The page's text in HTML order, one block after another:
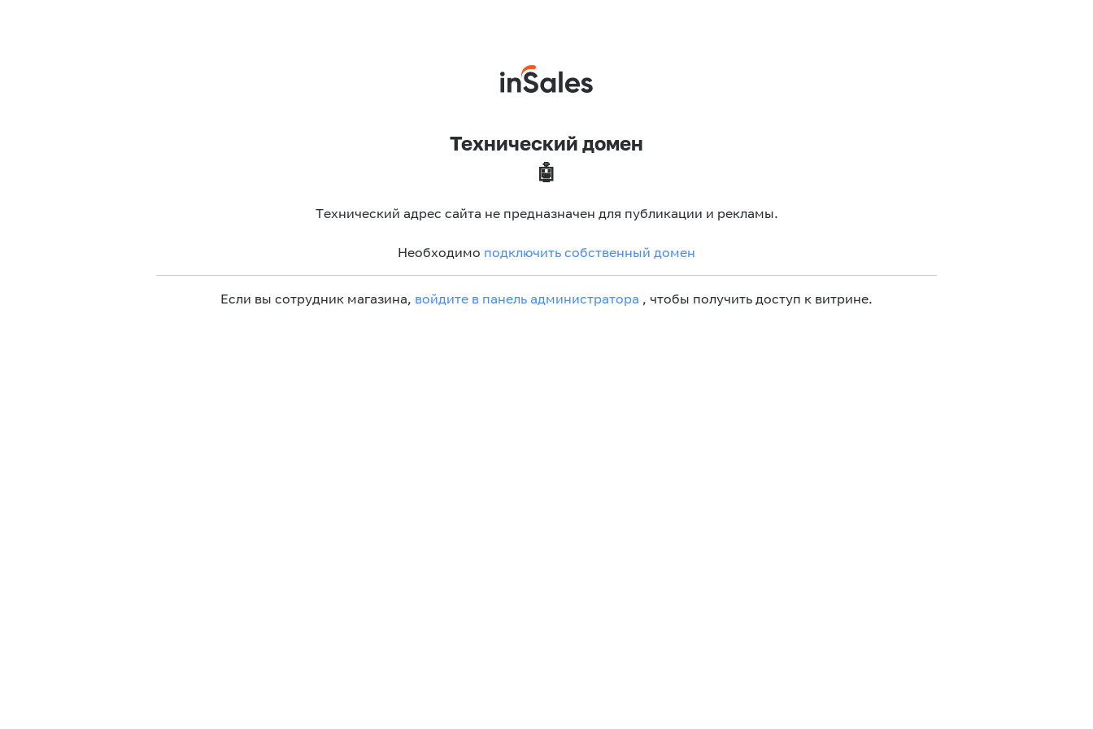
Технический домен
🤖
Технический адрес сайта не предназначен для публикации и рекламы.
Необходимо подключить собственный домен
Если вы сотрудник магазина, войдите в панель администратора , чтобы получить доступ к витрине.